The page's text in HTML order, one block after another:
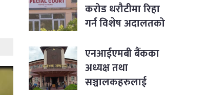
करोड धरौटीमा रिहा
गर्न विशेष अदालतको
एनआईएमबी बैंकका
अध्यक्ष तथा
सञ्चालकहरुलाई